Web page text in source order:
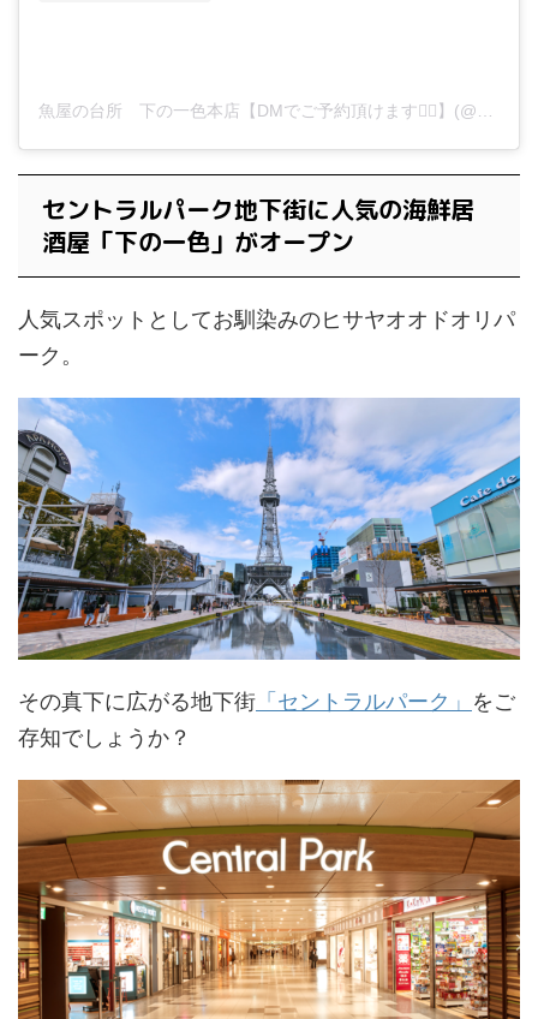
セントラルパーク地下街に人気の海鮮居
酒屋「下の一色」がオープン
人気スポットとしてお馴染みのヒサヤオオドオリパ
ーク。
その真下に広がる地下街 「セントラルパーク」 をご
存知でしょうか？